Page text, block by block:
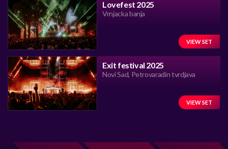
Lovefest 2025
Vrnjacka banja
VIEW SET
Exit festival 2025
Novi Sad, Petrovaradin tvrdjava
VIEW SET